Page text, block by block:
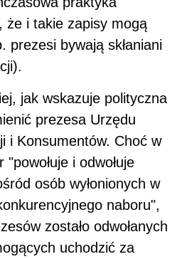
że i takie zapisy mogą
prezesi bywają skłaniani
jak wskazuje polityczna
prezesa Urzędu
i Konsumentów. Choć w
i odwołuje
osób wyłonionych w
naboru",
zostało odwołanych
uchodzić za